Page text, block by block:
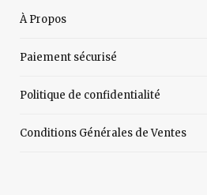
À Propos
Paiement sécurisé
Politique de confidentialité
Conditions Générales de Ventes